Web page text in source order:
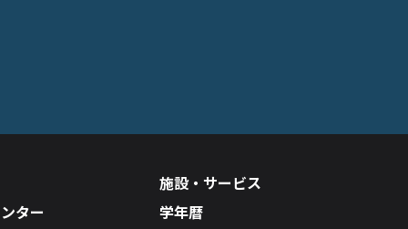
ター
施設・サービス
学年暦